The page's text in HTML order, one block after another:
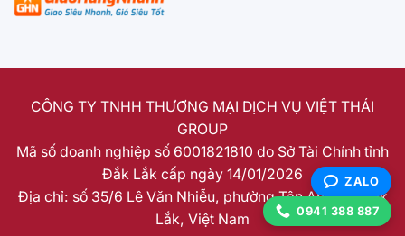
CÔNG TY TNHH THƯƠNG MẠI DỊCH VỤ VIỆT THÁI
GROUP
Mã số doanh nghiệp số 6001821810 do Sở Tài Chính tỉnh
Đắk Lắk cấp ngày 14/01/2026
Địa chỉ: số 35/6 Lê Văn Nhiễu, phường Tân An, tỉnh Đắk
Lắk, Việt Nam
ZALO
0941 388 887